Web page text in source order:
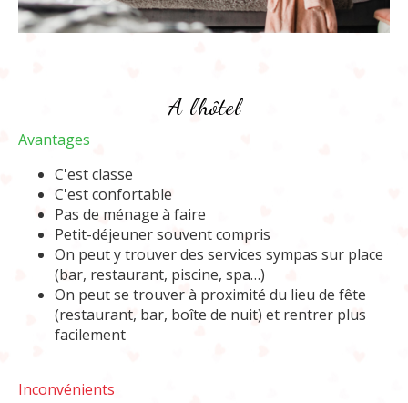
A l'hôtel
Avantages
C'est classe
C'est confortable
Pas de ménage à faire
Petit-déjeuner souvent compris
On peut y trouver des services sympas sur place
(bar, restaurant, piscine, spa…)
On peut se trouver à proximité du lieu de fête
(restaurant, bar, boîte de nuit) et rentrer plus
facilement
Inconvénients